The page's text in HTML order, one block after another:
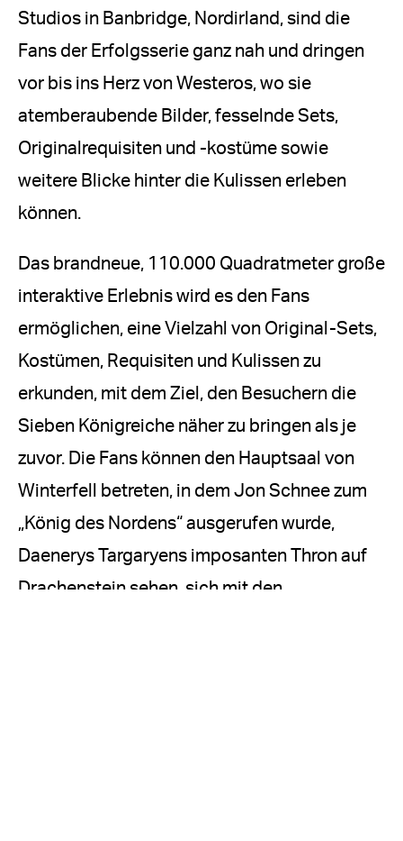
Studios in Banbridge, Nordirland, sind die
Fans der Erfolgsserie ganz nah und dringen
vor bis ins Herz von Westeros, wo sie
atemberaubende Bilder, fesselnde Sets,
Originalrequisiten und -kostüme sowie
weitere Blicke hinter die Kulissen erleben
können.
Das brandneue, 110.000 Quadratmeter große
interaktive Erlebnis wird es den Fans
ermöglichen, eine Vielzahl von Original-Sets,
Kostümen, Requisiten und Kulissen zu
erkunden, mit dem Ziel, den Besuchern die
Sieben Königreiche näher zu bringen als je
zuvor. Die Fans können den Hauptsaal von
Winterfell betreten, in dem Jon Schnee zum
„König des Nordens“ ausgerufen wurde,
Daenerys Targaryens imposanten Thron auf
Drachenstein sehen, sich mit den